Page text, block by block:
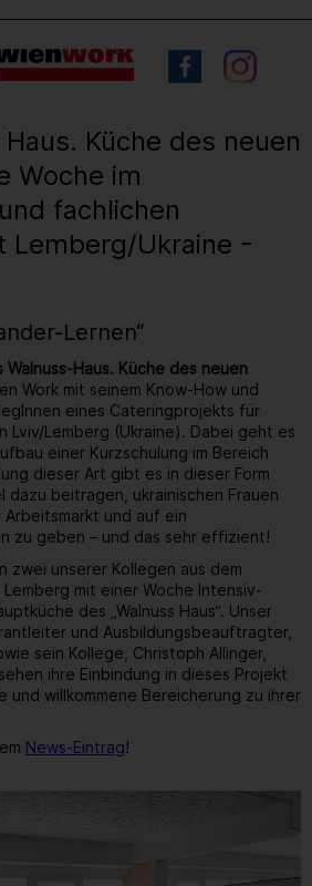
Küche des neuen
Woche im
fachlichen
Lemberg/Ukraine -
Lernen“
Walnuss-Haus. Küche des neuen
Work mit seinem Know-How und
eines Cateringprojekts für
Lviv/Lemberg (Ukraine). Dabei geht es
einer Kurzschulung im Bereich
dieser Art gibt es in dieser Form
dazu beitragen, ukrainischen Frauen
und auf ein
zu geben – und das sehr effizient!
unserer Kollegen aus dem
mit einer Woche Intensiv-
des „Walnuss Haus“. Unser
und Ausbildungsbeauftragter,
sein Kollege, Christoph Allinger,
ihre Einbindung in dieses Projekt
und willkommene Bereicherung zu ihrer
News-Eintrag!